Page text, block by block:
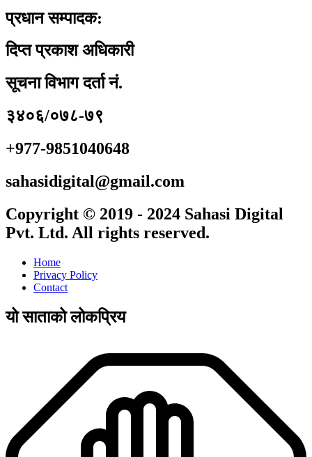
प्रधान सम्पादक:
दिप्त प्रकाश अधिकारी
सूचना विभाग दर्ता नं.
३४०६/०७८-७९
+977-9851040648
sahasidigital@gmail.com
Copyright © 2019 - 2024 Sahasi Digital
Pvt. Ltd. All rights reserved.
Home
Privacy Policy
Contact
यो साताको लोकप्रिय